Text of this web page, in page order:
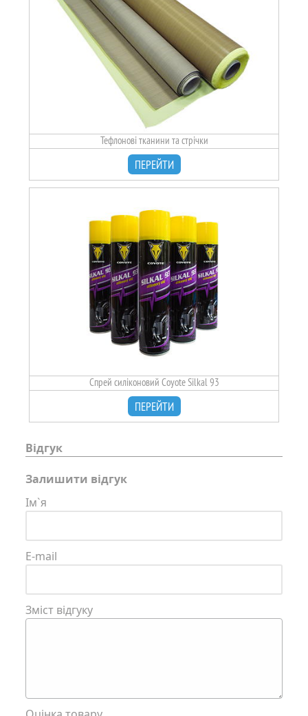
Тефлонові тканини та стрічки
ПЕРЕЙТИ
Спрей силіконовий Coyote Silkal 93
ПЕРЕЙТИ
Відгук
Залишити відгук
Ім`я
E-mail
Зміст відгуку